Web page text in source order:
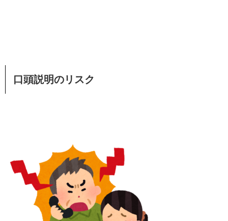
口頭説明のリスク